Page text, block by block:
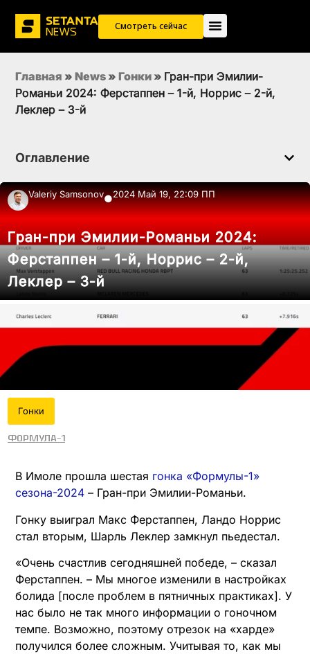
Смотреть сейчас
Главная » News » Гонки » Гран-при Эмилии-
Романьи 2024: Ферстаппен – 1-й, Норрис – 2-й,
Леклер – 3-й
Оглавление
Valeriy Samsonov●2024 Май 19, 22:09 ПП
Гран-при Эмилии-Романьи 2024:
Ферстаппен – 1-й, Норрис – 2-й,
Леклер – 3-й
Гонки
Формула-1
В Имоле прошла шестая гонка «Формулы-1»
сезона-2024 – Гран-при Эмилии-Романьи.
Гонку выиграл Макс Ферстаппен, Ландо Норрис
стал вторым, Шарль Леклер замкнул пьедестал.
«Очень счастлив сегодняшней победе, – сказал
Ферстаппен. – Мы многое изменили в настройках
болида [после проблем в пятничных практиках]. У
нас было не так много информации о гоночном
темпе. Возможно, поэтому отрезок на «харде»
получился более сложным. Учитывая то, как мы